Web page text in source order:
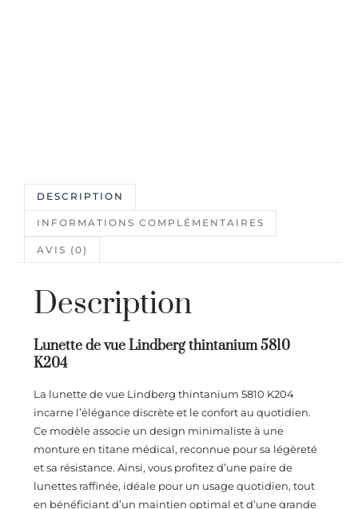
DESCRIPTION
INFORMATIONS COMPLÉMENTAIRES
AVIS (0)
Description
Lunette de vue Lindberg thintanium 5810
K204
La lunette de vue Lindberg thintanium 5810 K204
incarne l’élégance discrète et le confort au quotidien.
Ce modèle associe un design minimaliste à une
monture en titane médical, reconnue pour sa légèreté
et sa résistance. Ainsi, vous profitez d’une paire de
lunettes raffinée, idéale pour un usage quotidien, tout
en bénéficiant d’un maintien optimal et d’une grande